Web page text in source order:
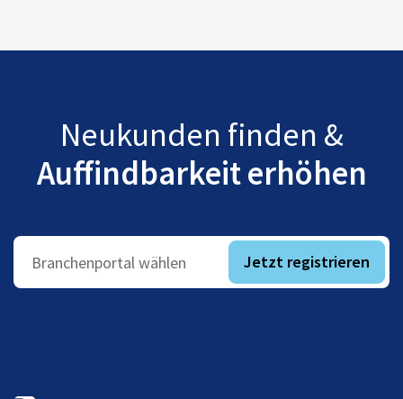
Neukunden finden &
Auffindbarkeit erhöhen
Branchenportal wählen Jetzt registrieren